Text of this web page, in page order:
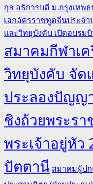
กุล อธิการบดี ม.กรุงเทพ
เอกอัครราชทูตจีนประจำ
และวิทยุบังคับ เปิดอบรม
สมาคมกีฬาเ
วิทยุบังคับ จั
ประลองปัญญ
ชิงถ้วยพระร
พระเจ้าอยู่หัว
ปัตตานี สมาคมผู้ปก